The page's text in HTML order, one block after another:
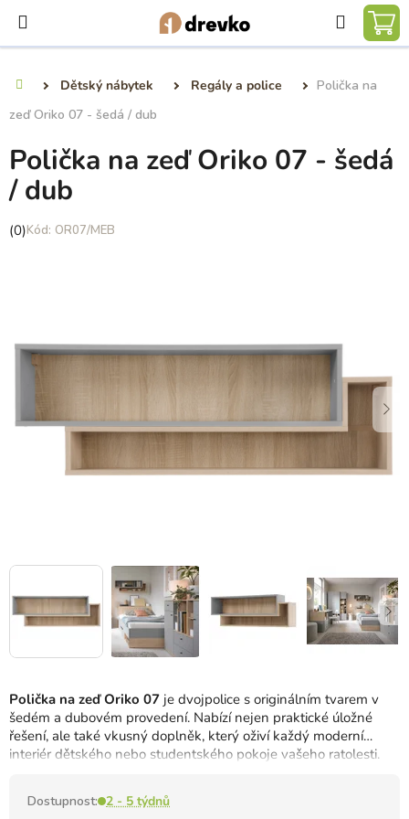
obsah
Hledat
Dětský nábytek Regály a police
Polička na
zeď Oriko 07 - šedá / dub
Polička na zeď Oriko 07 je dvojpolice s originálním tvarem v
šedém a dubovém provedení. Nabízí nejen praktické úložné
řešení, ale také vkusný doplněk, který oživí každý moderní
interiér dětského nebo studentského pokoje vašeho ratolesti.
Dostupnost: 2 - 5 týdnů
Polička na zeď Oriko 07 - šedá
/ dub
Průměrné
5
hvězdiček.
(0) OR07/MEB